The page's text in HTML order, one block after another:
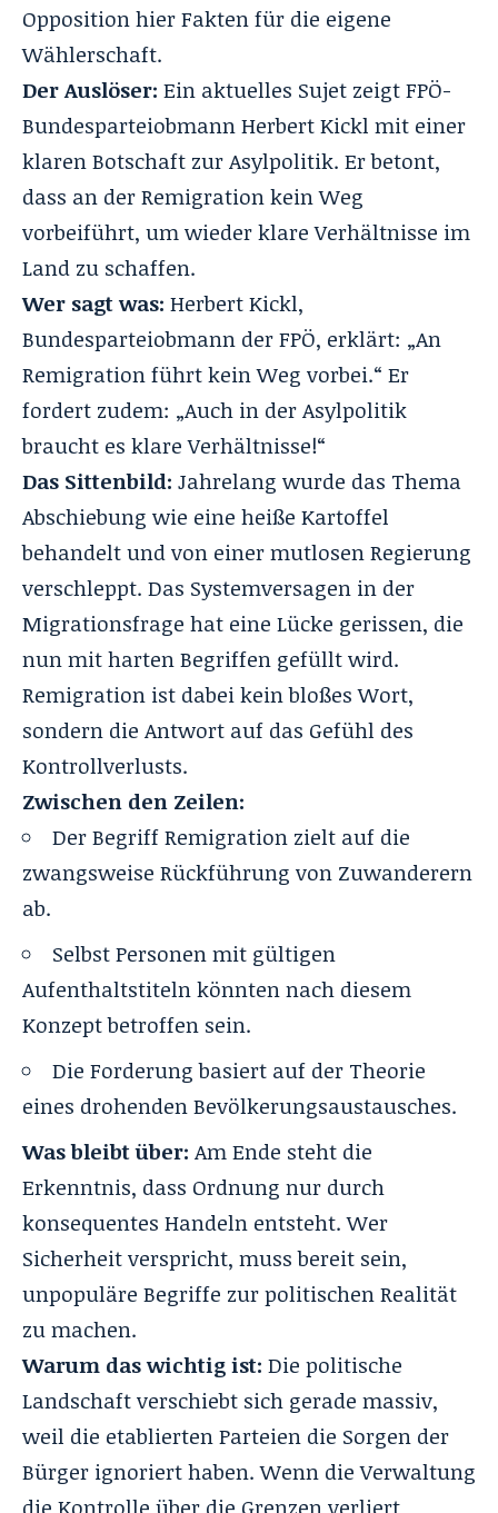
Opposition hier Fakten für die eigene
Wählerschaft.
Der Auslöser: Ein aktuelles Sujet zeigt FPÖ-
Bundesparteiobmann Herbert Kickl mit einer
klaren Botschaft zur Asylpolitik. Er betont,
dass an der Remigration kein Weg
vorbeiführt, um wieder klare Verhältnisse im
Land zu schaffen.
Wer sagt was: Herbert Kickl,
Bundesparteiobmann der FPÖ, erklärt: „An
Remigration führt kein Weg vorbei.“ Er
fordert zudem: „Auch in der Asylpolitik
braucht es klare Verhältnisse!“
Das Sittenbild: Jahrelang wurde das Thema
Abschiebung wie eine heiße Kartoffel
behandelt und von einer mutlosen Regierung
verschleppt. Das Systemversagen in der
Migrationsfrage hat eine Lücke gerissen, die
nun mit harten Begriffen gefüllt wird.
Remigration ist dabei kein bloßes Wort,
sondern die Antwort auf das Gefühl des
Kontrollverlusts.
Zwischen den Zeilen:
Der Begriff Remigration zielt auf die
zwangsweise Rückführung von Zuwanderern
ab.
Selbst Personen mit gültigen
Aufenthaltstiteln könnten nach diesem
Konzept betroffen sein.
Die Forderung basiert auf der Theorie
eines drohenden Bevölkerungsaustausches.
Was bleibt über: Am Ende steht die
Erkenntnis, dass Ordnung nur durch
konsequentes Handeln entsteht. Wer
Sicherheit verspricht, muss bereit sein,
unpopuläre Begriffe zur politischen Realität
zu machen.
Warum das wichtig ist: Die politische
Landschaft verschiebt sich gerade massiv,
weil die etablierten Parteien die Sorgen der
Bürger ignoriert haben. Wenn die Verwaltung